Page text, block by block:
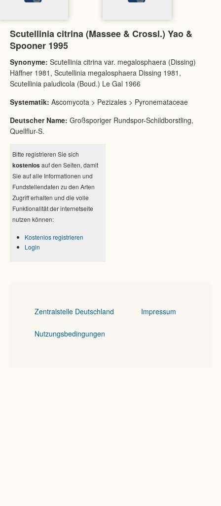
Scutellinia citrina (Massee & Crossl.) Yao &
Spooner 1995
Synonyme: Scutellinia citrina var. megalosphaera (Dissing)
Häffner 1981, Scutellinia megalosphaera Dissing 1981,
Scutellinia paludicola (Boud.) Le Gal 1966
Systematik: Ascomycota > Pezizales > Pyronemataceae
Deutscher Name: Großsporiger Rundspor-Schildborstling,
Quellflur-S.
Bitte registrieren Sie sich
kostenlos auf den Seiten, damit
Sie auf alle Informationen und
Fundstellendaten zu den Arten
Zugriff erhalten und die volle
Funktionalität der internetseite
nutzen können:
Kostenlos registrieren
Login
Zentralstelle Deutschland Impressum
Nutzungsbedingungen